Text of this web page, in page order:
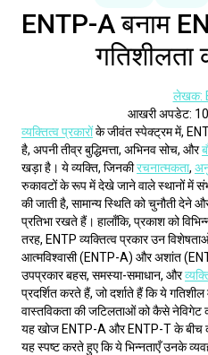
ENTP-A बनाम
गतिशीलता
लेखक:
आखरी अपडेट:
व्यक्तित्व प्रकारों के जीवंत स्पेक्ट्रम में,
है, अपनी तीव्र बुद्धिमत्ता, अभिनव सोच, और
खड़ा है। ये व्यक्ति, जिनकी रचनात्मकता,
रुकावटों के रूप में देखे जाने वाले स्थानों में
की जाती है, सामान्य स्थिति को चुनौती देने
प्रतिभा रखते हैं। हालाँकि, प्रकाश को
तरह, ENTP व्यक्तित्व प्रकार उन
आत्मविश्वासी (ENTP-A) और अशांत
उपप्रकार बहस, समस्या-समाधान, और
प्रदर्शित करते हैं, जो दर्शाते हैं कि ये
वास्तविकता की जटिलताओं को कैसे नेविगेट
यह खोज ENTP-A और ENTP-T के बीच
यह स्पष्ट करते हुए कि ये भिन्नताएँ उनके